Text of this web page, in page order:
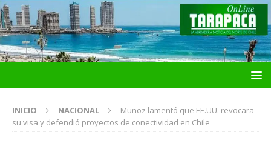
INICIO NACIONAL
Muñoz lamentó que EE.UU. revocara
su visa y defendió proyectos de conectividad en Chile